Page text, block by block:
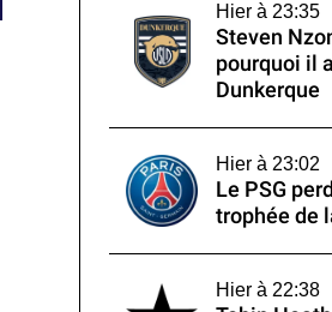
Hier à 23:35
Steven
pourquoi il
Dunkerque
Hier à 23:02
Le PSG
trophée de
Hier à 22:38